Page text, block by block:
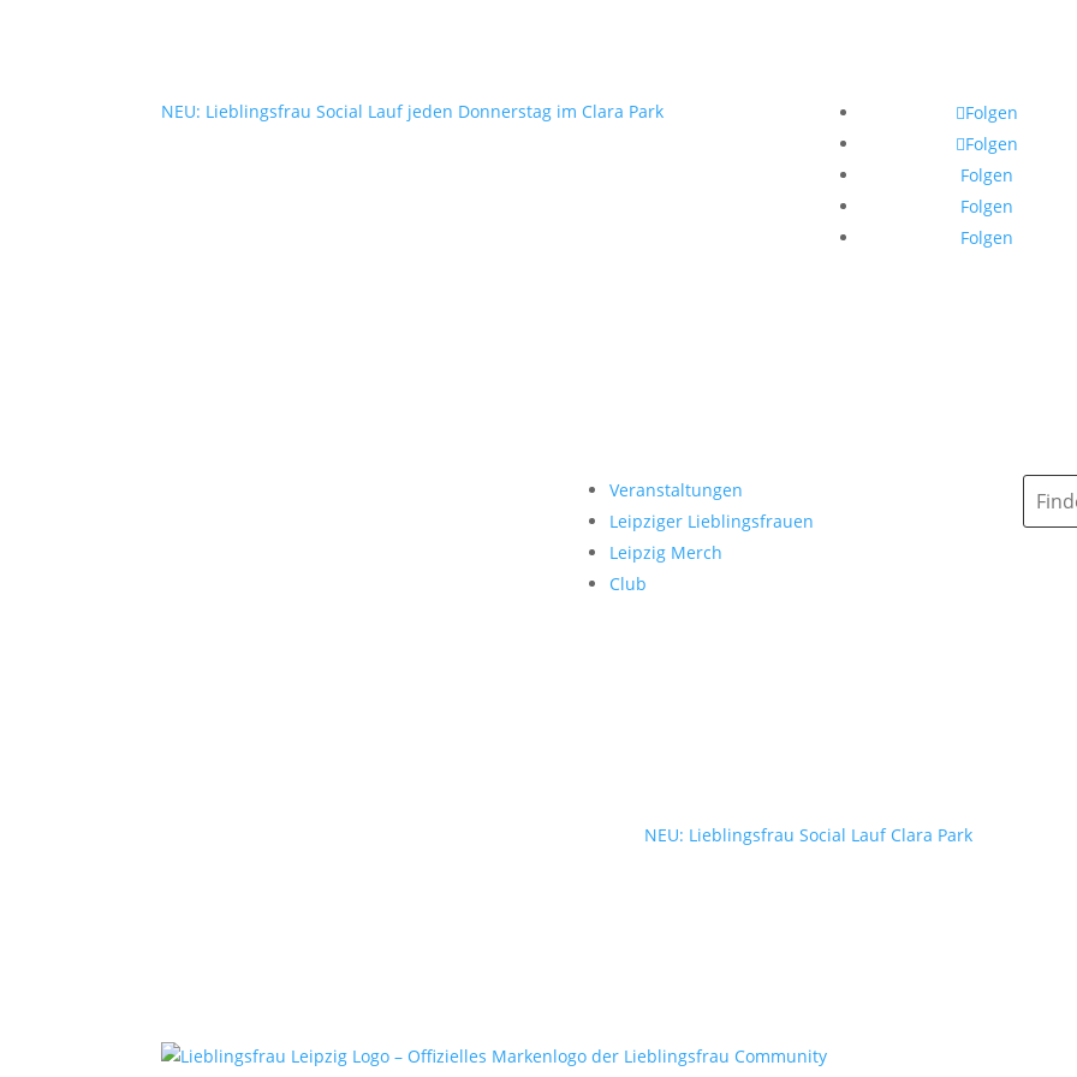
NEU: Lieblingsfrau Social Lauf jeden Donnerstag im Clara Park
Folgen
Folgen
Folgen
Folgen
Folgen
Veranstaltungen
Leipziger Lieblingsfrauen
Leipzig Merch
Club
NEU: Lieblingsfrau Social Lauf Clara Park